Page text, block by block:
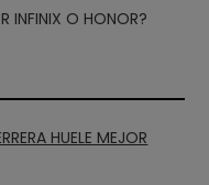
INFINIX O HONOR?
HUELE MEJOR